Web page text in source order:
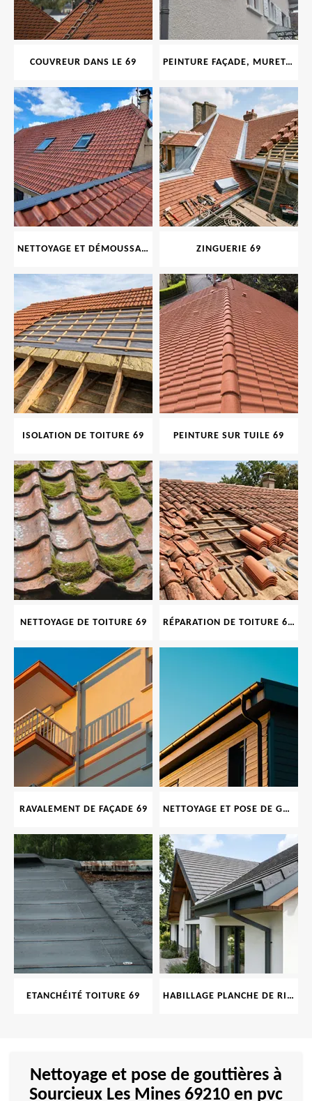
COUVREUR DANS LE 69 PEINTURE FAÇADE, MURET, TOITURE, BOISERIE, FERRONERIE, GOUTTIÈRE 69
NETTOYAGE ET DÉMOUSSAGE DE TOITURE ET FAÇADE 69 ZINGUERIE 69
ISOLATION DE TOITURE 69 PEINTURE SUR TUILE 69
NETTOYAGE DE TOITURE 69 RÉPARATION DE TOITURE 69 RHONE, TUILES CASSÉES OU ABIMÉES
RAVALEMENT DE FAÇADE 69 NETTOYAGE ET POSE DE GOUTTIÈRE 69
ETANCHÉITÉ TOITURE 69 HABILLAGE PLANCHE DE RIVE 69
Nettoyage et pose de gouttières à
Sourcieux Les Mines 69210 en pvc